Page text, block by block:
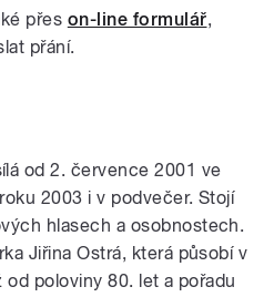
přes on-line formulář,
přání.
od 2. července 2001 ve
2003 i v podvečer. Stojí
hlasech a osobnostech.
Jiřina Ostrá, která působí v
poloviny 80. let a pořadu